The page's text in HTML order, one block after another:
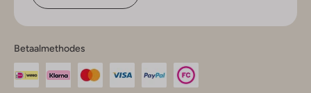
Betaalmethodes